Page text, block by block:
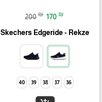
200 ₪ 170 ₪
Skechers Edgeride - Rekze‏
36
37
38
39
40